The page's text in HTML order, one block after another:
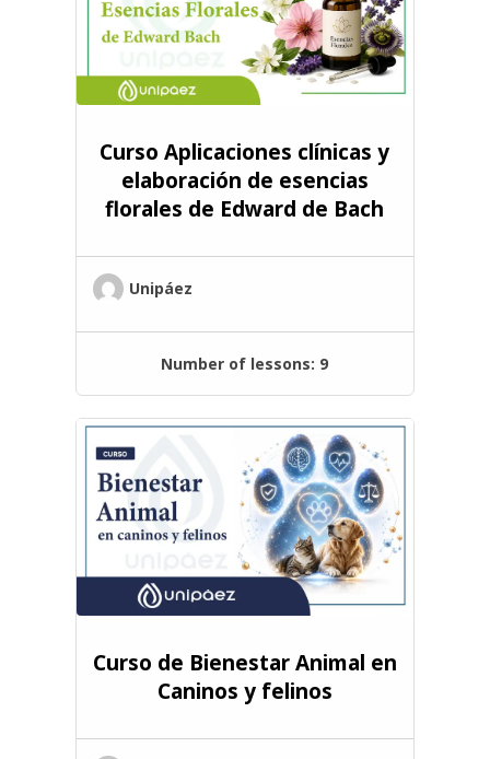
Curso Aplicaciones clínicas y
elaboración de esencias
florales de Edward de Bach
Unipáez
Number of lessons: 9
Curso de Bienestar Animal en
Caninos y felinos